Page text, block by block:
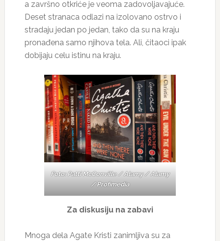
a završno otkriće je veoma zadovoljavajuće.
Deset stranaca odlazi na izolovano ostrvo i
stradaju jedan po jedan, tako da su na kraju
pronađena samo njihova tela. Ali, čitaoci ipak
dobijaju celu istinu na kraju.
Foto: Patti McConville / Alamy / Alamy
/ Profimedia
Za diskusiju na zabavi
Mnoga dela Agate Kristi zanimljiva su za